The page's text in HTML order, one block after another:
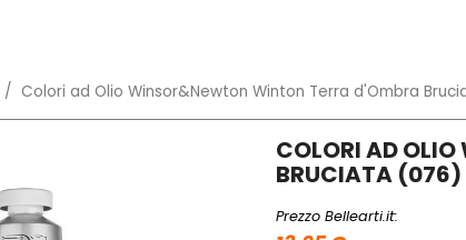
Colori ad Olio Winsor&Newton Winton Terra d'Ombra
COLORI AD
BRUCIATA (076)
Prezzo Bellearti.it: